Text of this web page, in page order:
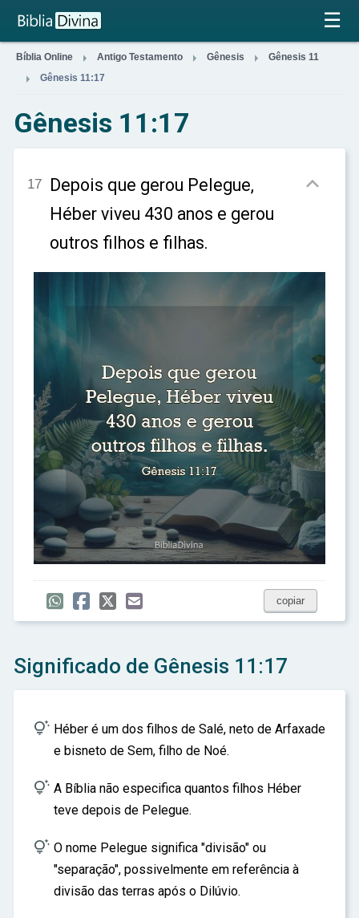
×
☰
Bíblia Online  Antigo Testamento  Gênesis  Gênesis 11
 Gênesis 11:17
Gênesis 11:17
17 Depois que gerou Pelegue,
Héber viveu 430 anos e gerou
outros filhos e filhas.

copiar
Significado de Gênesis 11:17
 Héber é um dos filhos de Salé, neto de Arfaxade
e bisneto de Sem, filho de Noé.
 A Bíblia não especifica quantos filhos Héber
teve depois de Pelegue.
 O nome Pelegue significa "divisão" ou
"separação", possivelmente em referência à
divisão das terras após o Dilúvio.